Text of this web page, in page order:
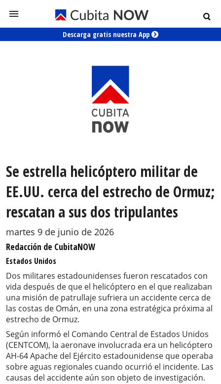
Descarga gratis nuestra App
Se estrella helicóptero militar de
EE.UU. cerca del estrecho de Ormuz;
rescatan a sus dos tripulantes
martes 9 de junio de 2026
Redacción de CubitaNOW
Estados Unidos
Dos militares estadounidenses fueron rescatados con
vida después de que el helicóptero en el que realizaban
una misión de patrullaje sufriera un accidente cerca de
las costas de Omán, en una zona estratégica próxima al
estrecho de Ormuz.
Según informó el Comando Central de Estados Unidos
(CENTCOM), la aeronave involucrada era un helicóptero
AH-64 Apache del Ejército estadounidense que operaba
sobre aguas regionales cuando ocurrió el incidente. Las
causas del accidente aún son objeto de investigación.